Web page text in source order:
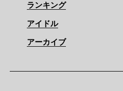
ランキング
アイドル
アーカイブ